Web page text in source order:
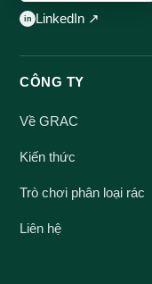
LinkedIn ↗
CÔNG TY
Về GRAC
Kiến thức
Trò chơi phân loại rác
Liên hệ